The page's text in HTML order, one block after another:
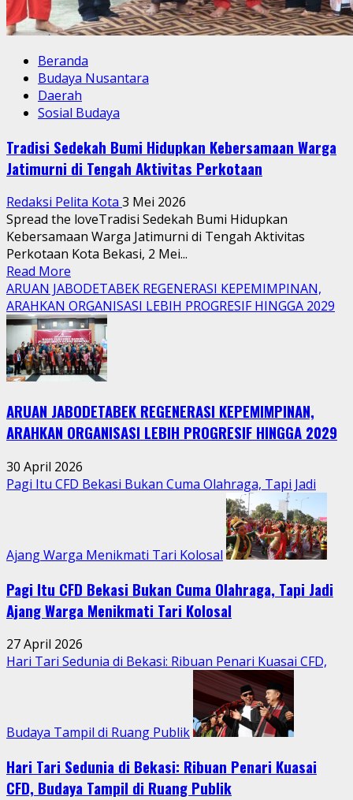
Beranda
Budaya Nusantara
Daerah
Sosial Budaya
Tradisi Sedekah Bumi Hidupkan Kebersamaan Warga
Jatimurni di Tengah Aktivitas Perkotaan
Redaksi Pelita Kota 3 Mei 2026
Spread the loveTradisi Sedekah Bumi Hidupkan
Kebersamaan Warga Jatimurni di Tengah Aktivitas
Perkotaan Kota Bekasi, 2 Mei...
Read More
more
about
Tradisi
Sedekah
Bumi
Hidupkan
Warga
Jatimurni
di
Tengah
Aktivitas
Perkotaan
ARUAN JABODETABEK REGENERASI KEPEMIMPINAN,
ARAHKAN ORGANISASI LEBIH PROGRESIF HINGGA 2029
ARUAN JABODETABEK REGENERASI KEPEMIMPINAN,
ARAHKAN ORGANISASI LEBIH PROGRESIF HINGGA 2029
30 April 2026
Pagi Itu CFD Bekasi Bukan Cuma Olahraga, Tapi Jadi
Ajang Warga Menikmati Tari Kolosal
Pagi Itu CFD Bekasi Bukan Cuma Olahraga, Tapi Jadi
Ajang Warga Menikmati Tari Kolosal
27 April 2026
Hari Tari Sedunia di Bekasi: Ribuan Penari Kuasai CFD,
Budaya Tampil di Ruang Publik
Hari Tari Sedunia di Bekasi: Ribuan Penari Kuasai
CFD, Budaya Tampil di Ruang Publik